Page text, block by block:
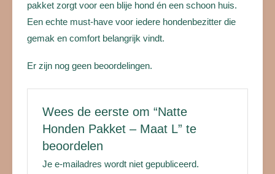
pakket zorgt voor een blije hond én een schoon huis.
Een echte must-have voor iedere hondenbezitter die
gemak en comfort belangrijk vindt.
Er zijn nog geen beoordelingen.
Wees de eerste om “Natte
Honden Pakket – Maat L” te
beoordelen
Je e-mailadres wordt niet gepubliceerd.